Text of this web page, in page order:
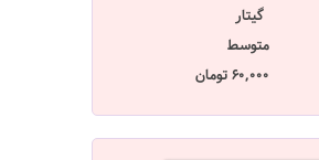
گیتار
متوسط
60,000 تومان